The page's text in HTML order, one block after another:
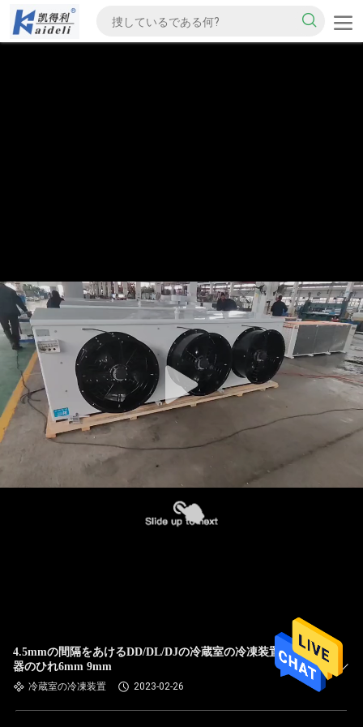
4.5mmの間隔をあけるDD/DL/DJの冷蔵室の冷凍装置の蒸化
器のひれ6mm 9mm
冷蔵室の冷凍装置 2023-02-26